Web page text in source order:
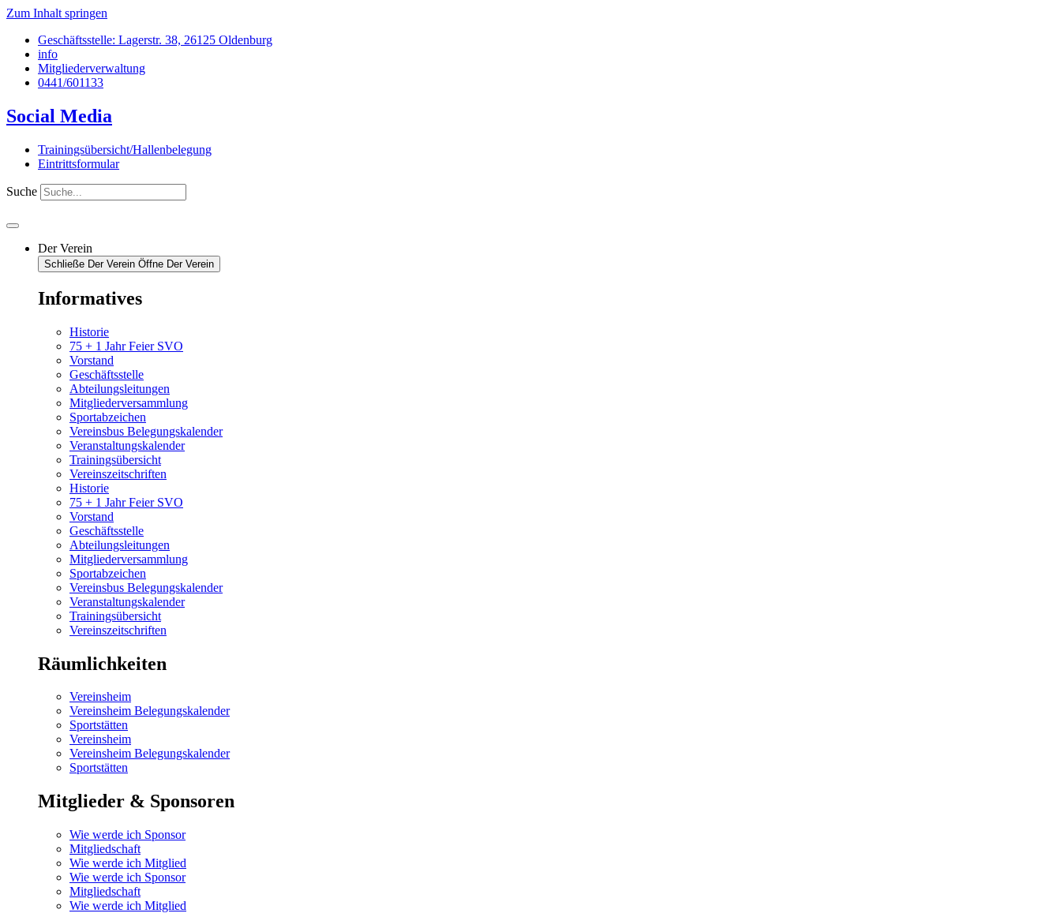
Zum Inhalt springen
Geschäftsstelle: Lagerstr. 38, 26125 Oldenburg
info
Mitgliederverwaltung
0441/601133
Social Media
Trainingsübersicht/Hallenbelegung
Eintrittsformular
Suche
Der Verein
Schließe Der Verein Öffne Der Verein
Informatives
Historie
75 + 1 Jahr Feier SVO
Vorstand
Geschäftsstelle
Abteilungsleitungen
Mitgliederversammlung
Sportabzeichen
Vereinsbus Belegungskalender
Veranstaltungskalender
Trainingsübersicht
Vereinszeitschriften
Historie
75 + 1 Jahr Feier SVO
Vorstand
Geschäftsstelle
Abteilungsleitungen
Mitgliederversammlung
Sportabzeichen
Vereinsbus Belegungskalender
Veranstaltungskalender
Trainingsübersicht
Vereinszeitschriften
Räumlichkeiten
Vereinsheim
Vereinsheim Belegungskalender
Sportstätten
Vereinsheim
Vereinsheim Belegungskalender
Sportstätten
Mitglieder & Sponsoren
Wie werde ich Sponsor
Mitgliedschaft
Wie werde ich Mitglied
Wie werde ich Sponsor
Mitgliedschaft
Wie werde ich Mitglied